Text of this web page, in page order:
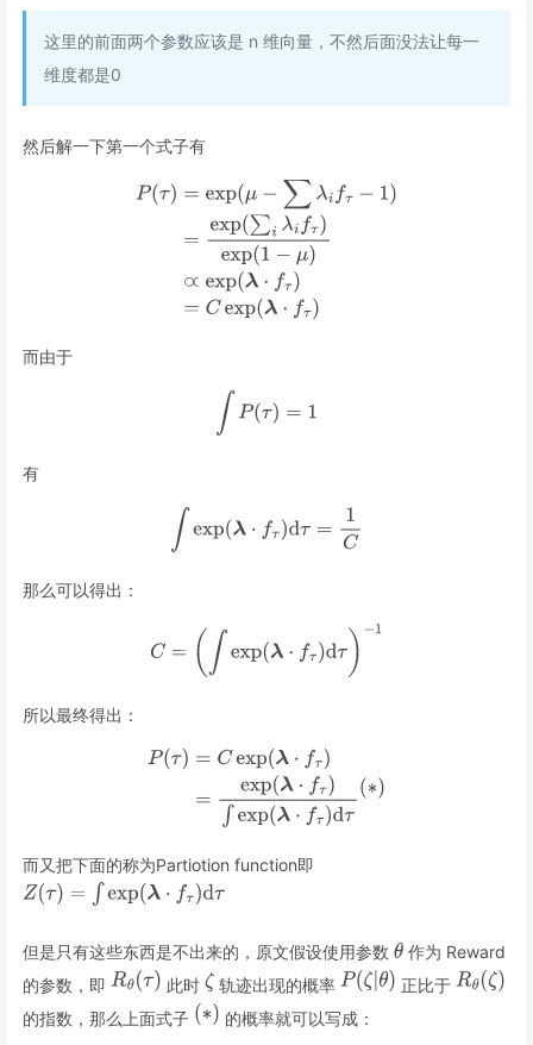
这里的前面两个参数应该是 n 维向量，不然后面没法让每一
维度都是0
然后解一下第一个式子有
而由于
有
那么可以得出：
所以最终得出：
而又把下面的称为Partiotion function即
但是只有这些东西是不出来的，原文假设使用参数
作为 Reward
的参数，即
此时 轨迹出现的概率
正比于
的指数，那么上面式子
的概率就可以写成：